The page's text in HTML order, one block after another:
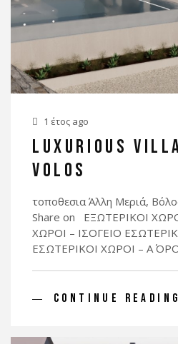
1 έτος ago
LUXURIOUS
VOLOS
τοποθεσια Άλλη Μεριά,
Share on ΕΞΩΤΕΡΙΚΟΙ
ΧΩΡΟΙ – ΙΣΟΓΕΙΟ
ΕΣΩΤΕΡΙΚΟΙ ΧΩΡΟΙ – Α΄
CONTINUE READING